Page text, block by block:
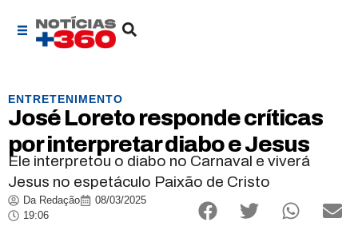
ENTRETENIMENTO
José Loreto responde críticas
por interpretar diabo e Jesus
Ele interpretou o diabo no Carnaval e viverá
Jesus no espetáculo Paixão de Cristo
Da Redação
08/03/2025
19:06